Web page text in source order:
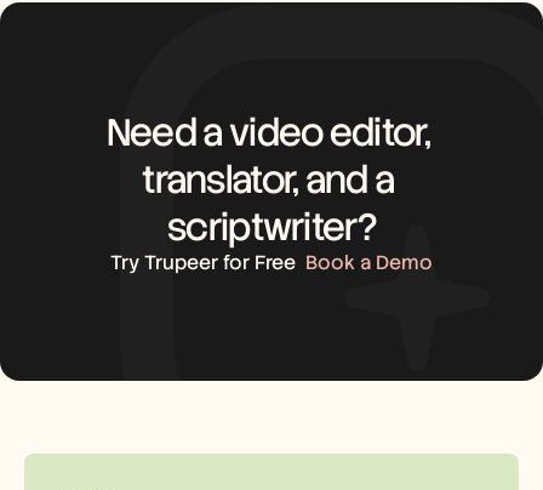
Need a video editor,
translator, and a
scriptwriter?
Try Trupeer for Free Book a Demo